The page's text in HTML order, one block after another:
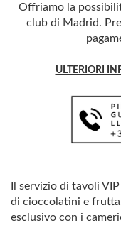
Offriamo la
club di Madrid.
ULTERIORI
Il servizio di tavoli
di cioccolatini e
esclusivo con i